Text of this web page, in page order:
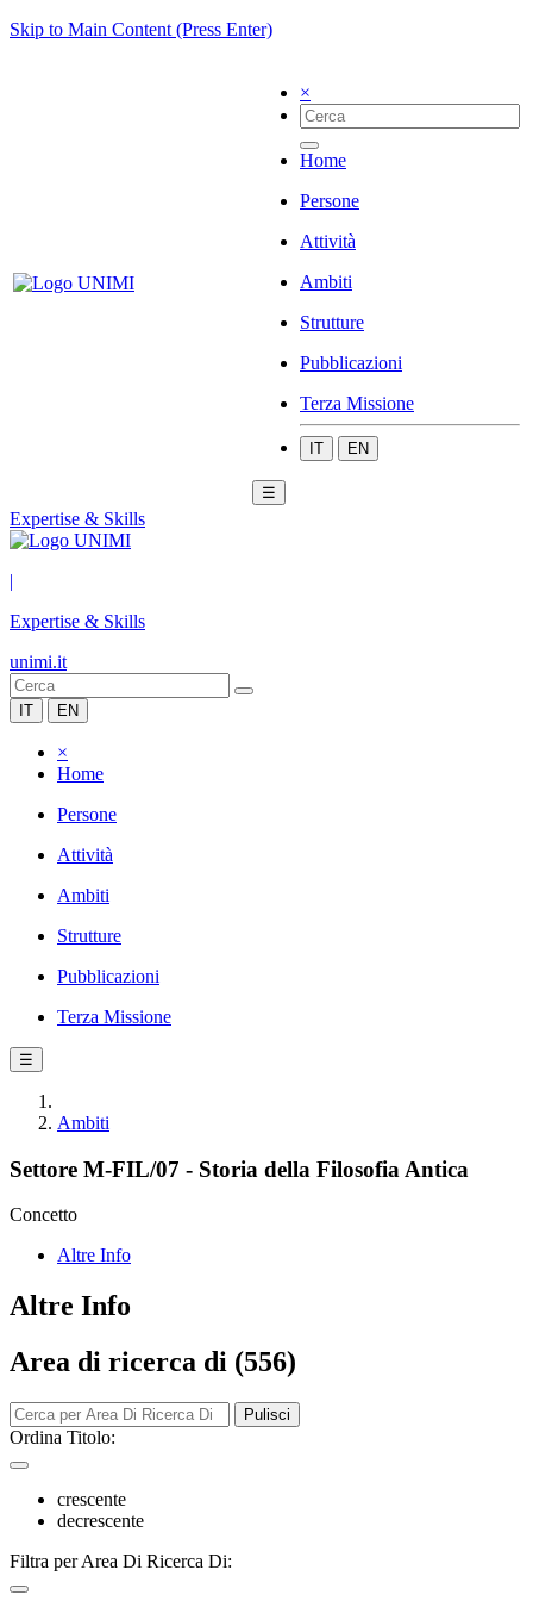
Skip to Main Content (Press Enter)
×
Home
Persone
Attività
Ambiti
Strutture
Pubblicazioni
Terza Missione
IT EN
☰
Expertise & Skills
|
Expertise & Skills
unimi.it
IT EN
×
Home
Persone
Attività
Ambiti
Strutture
Pubblicazioni
Terza Missione
☰
Ambiti
Settore M-FIL/07 - Storia della Filosofia Antica
Concetto
Altre Info
Altre Info
Area di ricerca di (556)
Pulisci
Ordina Titolo:
crescente
decrescente
Filtra per Area Di Ricerca Di: